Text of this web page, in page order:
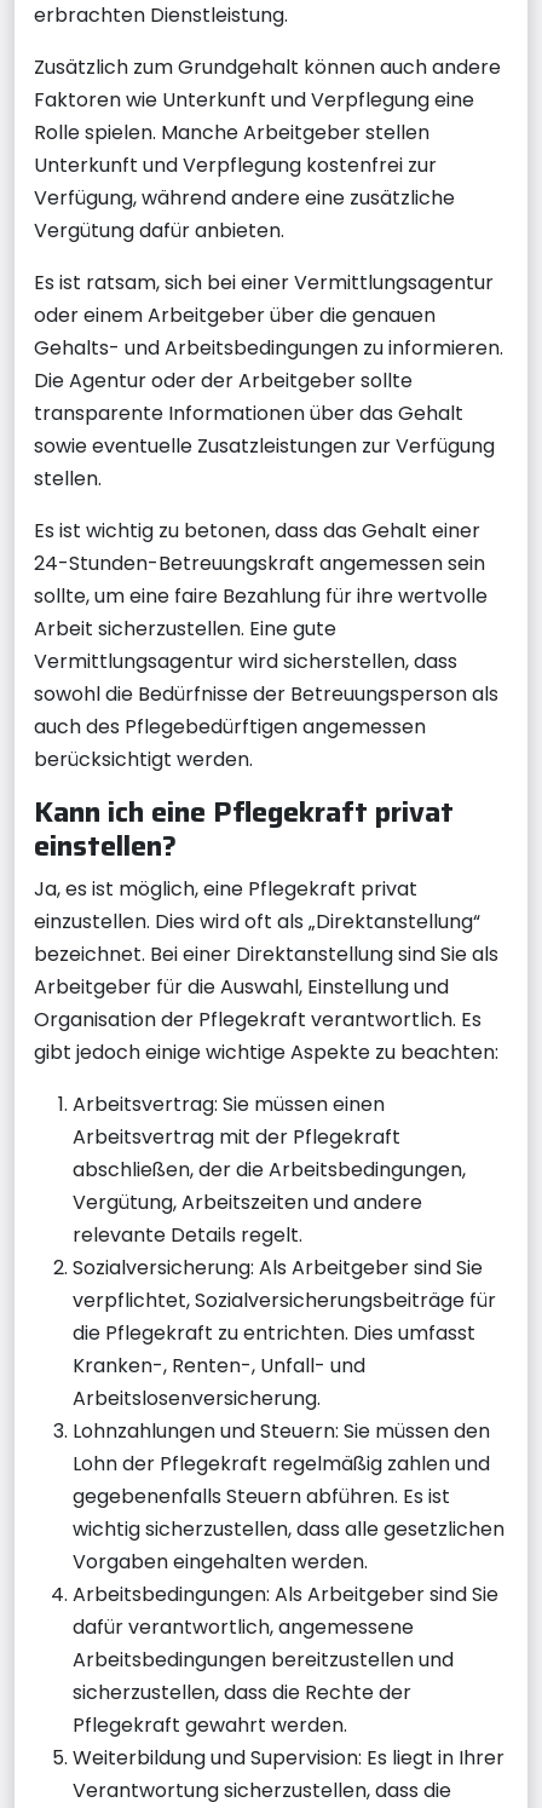
erbrachten Dienstleistung.
Zusätzlich zum Grundgehalt können auch andere
Faktoren wie Unterkunft und Verpflegung eine
Rolle spielen. Manche Arbeitgeber stellen
Unterkunft und Verpflegung kostenfrei zur
Verfügung, während andere eine zusätzliche
Vergütung dafür anbieten.
Es ist ratsam, sich bei einer Vermittlungsagentur
oder einem Arbeitgeber über die genauen
Gehalts- und Arbeitsbedingungen zu informieren.
Die Agentur oder der Arbeitgeber sollte
transparente Informationen über das Gehalt
sowie eventuelle Zusatzleistungen zur Verfügung
stellen.
Es ist wichtig zu betonen, dass das Gehalt einer
24-Stunden-Betreuungskraft angemessen sein
sollte, um eine faire Bezahlung für ihre wertvolle
Arbeit sicherzustellen. Eine gute
Vermittlungsagentur wird sicherstellen, dass
sowohl die Bedürfnisse der Betreuungsperson als
auch des Pflegebedürftigen angemessen
berücksichtigt werden.
Kann ich eine Pflegekraft privat
einstellen?
Ja, es ist möglich, eine Pflegekraft privat
einzustellen. Dies wird oft als „Direktanstellung“
bezeichnet. Bei einer Direktanstellung sind Sie als
Arbeitgeber für die Auswahl, Einstellung und
Organisation der Pflegekraft verantwortlich. Es
gibt jedoch einige wichtige Aspekte zu beachten:
Arbeitsvertrag: Sie müssen einen
Arbeitsvertrag mit der Pflegekraft
abschließen, der die Arbeitsbedingungen,
Vergütung, Arbeitszeiten und andere
relevante Details regelt.
Sozialversicherung: Als Arbeitgeber sind Sie
verpflichtet, Sozialversicherungsbeiträge für
die Pflegekraft zu entrichten. Dies umfasst
Kranken-, Renten-, Unfall- und
Arbeitslosenversicherung.
Lohnzahlungen und Steuern: Sie müssen den
Lohn der Pflegekraft regelmäßig zahlen und
gegebenenfalls Steuern abführen. Es ist
wichtig sicherzustellen, dass alle gesetzlichen
Vorgaben eingehalten werden.
Arbeitsbedingungen: Als Arbeitgeber sind Sie
dafür verantwortlich, angemessene
Arbeitsbedingungen bereitzustellen und
sicherzustellen, dass die Rechte der
Pflegekraft gewahrt werden.
Weiterbildung und Supervision: Es liegt in Ihrer
Verantwortung sicherzustellen, dass die